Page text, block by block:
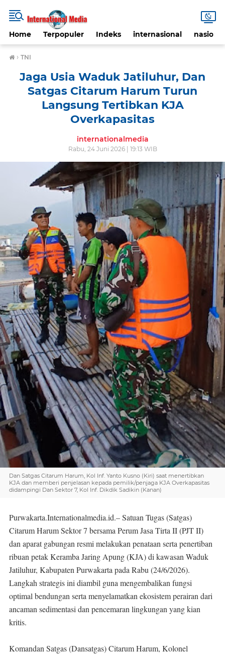
Home Terpopuler Indeks internasional nasional
› TNI
Jaga Usia Waduk Jatiluhur, Dan
Satgas Citarum Harum Turun
Langsung Tertibkan KJA
Overkapasitas
internationalmedia
Rabu, 24 Juni 2026 | 19:13 WIB
Dan Satgas Citarum Harum, Kol Inf. Yanto Kusno (Kiri) saat menertibkan
KJA dan memberi penjelasan kepada pemilik/penjaga KJA Overkapasitas
didampingi Dan Sektor 7, Kol Inf. Dikdik Sadikin (Kanan)
Purwakarta.Internationalmedia.id.– Satuan Tugas (Satgas)
Citarum Harum Sektor 7 bersama Perum Jasa Tirta II (PJT II)
dan aparat gabungan resmi melakukan penataan serta penertiban
ribuan petak Keramba Jaring Apung (KJA) di kawasan Waduk
Jatiluhur, Kabupaten Purwakarta pada Rabu (24/6/2026).
Langkah strategis ini diambil guna mengembalikan fungsi
optimal bendungan serta menyelamatkan ekosistem perairan dari
ancaman sedimentasi dan pencemaran lingkungan yang kian
kritis.
Komandan Satgas (Dansatgas) Citarum Harum, Kolonel